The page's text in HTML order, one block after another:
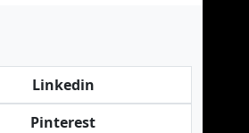
Linkedin
Pinterest